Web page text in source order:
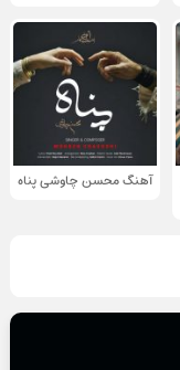
آهنگ محسن چاوشی پناه